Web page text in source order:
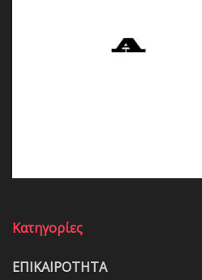
Κατηγορίες
ΕΠΙΚΑΙΡΟΤΗΤΑ